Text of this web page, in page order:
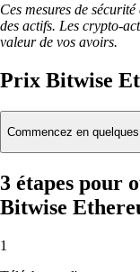
Ces mesures de
des actifs. Les crypto-
valeur de vos avoirs.
Prix Bitwise
Commencez en
3 étapes pour
Bitwise
1